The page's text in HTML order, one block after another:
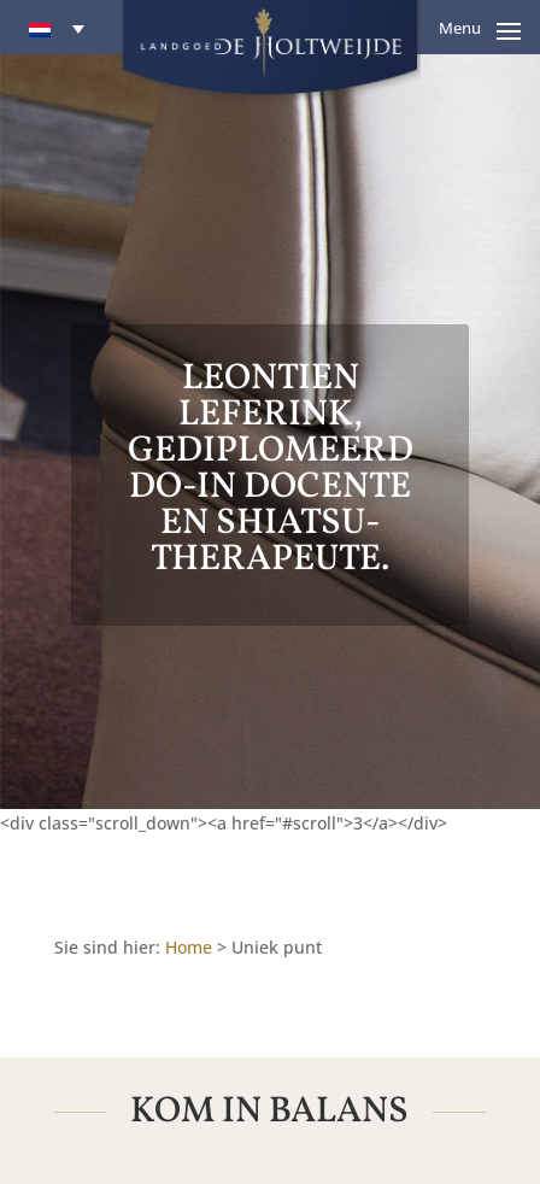
Menu
LEONTIEN
LEFERINK,
GEDIPLOMEERD
DO-IN DOCENTE
EN SHIATSU-
THERAPEUTE.
<div class="scroll_down"><a href="#scroll">3</a></div>
Sie sind hier: Home> Uniek punt
KOM IN BALANS